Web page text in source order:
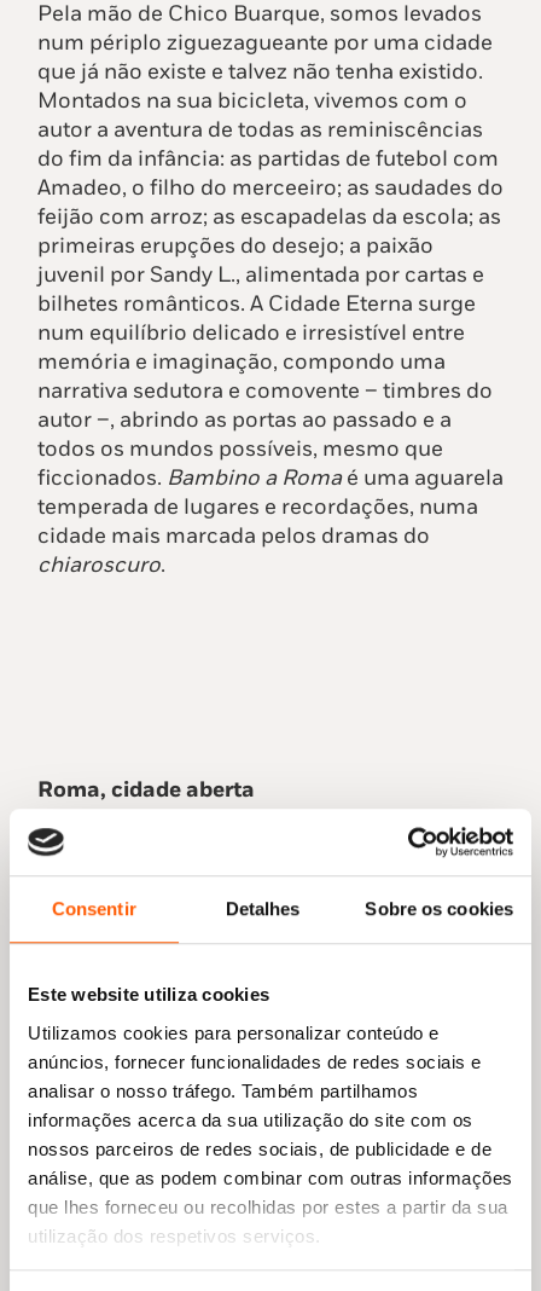
Consentir Detalhes Sobre os cookies
Este website utiliza cookies
Utilizamos cookies para personalizar conteúdo e
anúncios, fornecer funcionalidades de redes sociais e
analisar o nosso tráfego. Também partilhamos
informações acerca da sua utilização do site com os
nossos parceiros de redes sociais, de publicidade e de
análise, que as podem combinar com outras informações
que lhes forneceu ou recolhidas por estes a partir da sua
utilização dos respetivos serviços.
Pela mão de Chico Buarque, somos levados
num périplo ziguezagueante por uma cidade
que já não existe e talvez não tenha existido.
Montados na sua bicicleta, vivemos com o
autor a aventura de todas as reminiscências
do fim da infância: as partidas de futebol com
Amadeo, o filho do merceeiro; as saudades do
feijão com arroz; as escapadelas da escola; as
primeiras erupções do desejo; a paixão
juvenil por Sandy L., alimentada por cartas e
bilhetes românticos. A Cidade Eterna surge
num equilíbrio delicado e irresistível entre
memória e imaginação, compondo uma
narrativa sedutora e comovente – timbres do
autor –, abrindo as portas ao passado e a
todos os mundos possíveis, mesmo que
ficcionados. Bambino a Romaé uma aguarela
temperada de lugares e recordações, numa
cidade mais marcada pelos dramas do
chiaroscuro.
Roma, cidade aberta
Bambino a Roma
constrói-se então a partir
de reminiscências de infância e pré-
adolescência, mas depois do regresso da
quando o autor decide voar até Roma da
grávida. Apesar de ter sido anunciada
publicamente como uma visita de curta
duração, tratava-se afinal de um exílio que
haveria de durar 14 longos meses. À época,
vivia-se a ditadura militar brasileira, que
gostava de pôr em sentido os artistas e o seu
discurso livre. Aconselhado por Caetano
Veloso, depois da sua prisão pelos militares e